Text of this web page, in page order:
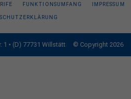
FUNKTIONSUMFANG IMPRESSUM
1 • (D) 77731 Willstätt © Copyright 2026